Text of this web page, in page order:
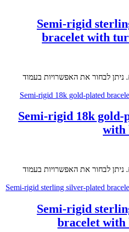
Semi-rigid
bracelet with
ניתן לבחור את האפשרויות בעמוד
Semi-rigid 18k gold-
with
ניתן לבחור את האפשרויות בעמוד
Semi-rigid
bracelet with